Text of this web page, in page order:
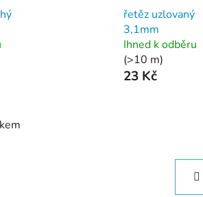
řetěz uzlovaný
3,1mm
Ihned k odběru
(>10 m)
23 Kč